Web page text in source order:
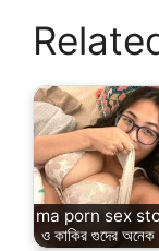
ma porn sex
ও কাকির গুদের অনেক